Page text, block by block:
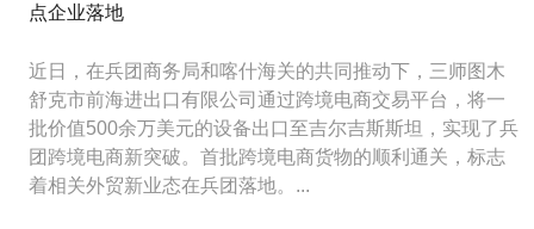
点企业落地
近日，在兵团商务局和喀什海关的共同推动下，三师图木
舒克市前海进出口有限公司通过跨境电商交易平台，将一
批价值500余万美元的设备出口至吉尔吉斯斯坦，实现了兵
团跨境电商新突破。首批跨境电商货物的顺利通关，标志
着相关外贸新业态在兵团落地。...